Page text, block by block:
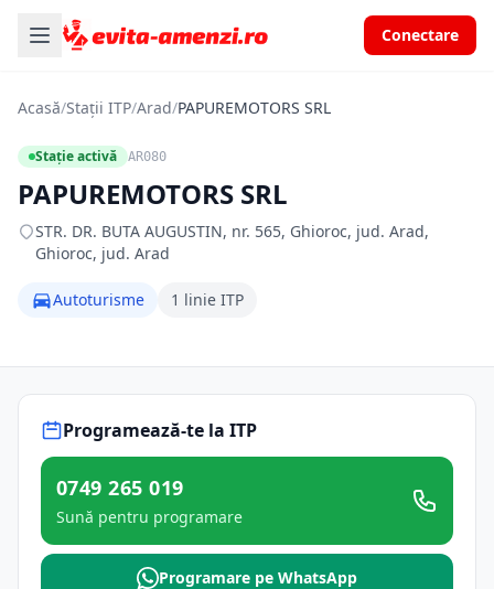
Conectare
Acasă/Stații ITP/Arad/PAPUREMOTORS SRL
Stație activă AR080
PAPUREMOTORS SRL
STR. DR. BUTA AUGUSTIN, nr. 565, Ghioroc, jud. Arad,
Ghioroc, jud. Arad
Autoturisme 1 linie ITP
Programează-te la ITP
0749 265 019
Sună pentru programare
Programare pe WhatsApp